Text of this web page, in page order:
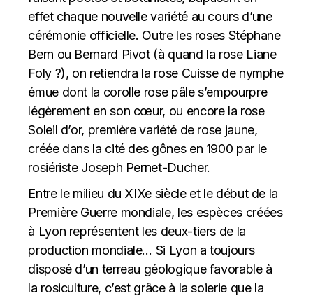
effet chaque nouvelle variété au cours d’une
cérémonie officielle. Outre les roses Stéphane
Bern ou Bernard Pivot (à quand la rose Liane
Foly ?), on retiendra la rose Cuisse de nymphe
émue dont la corolle rose pâle s’empourpre
légèrement en son cœur, ou encore la rose
Soleil d’or, première variété de rose jaune,
créée dans la cité des gônes en 1900 par le
rosiériste Joseph Pernet-Ducher.
Entre le milieu du XIXe siècle et le début de la
Première Guerre mondiale, les espèces créées
à Lyon représentent les deux-tiers de la
production mondiale… Si Lyon a toujours
disposé d’un terreau géologique favorable à
la rosiculture, c’est grâce à la soierie que la